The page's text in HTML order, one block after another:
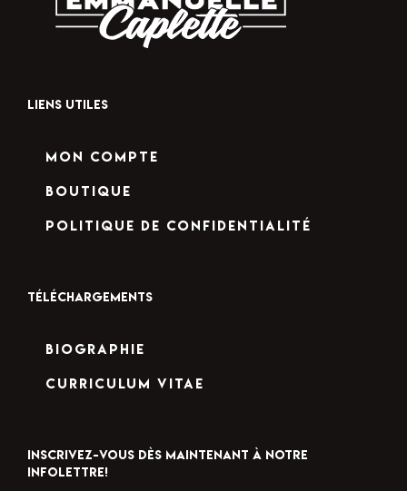
LIENS UTILES
Mon compte
Boutique
Politique de confidentialité
TÉLÉCHARGEMENTS
Biographie
Curriculum Vitae
INSCRIVEZ-VOUS DÈS MAINTENANT À NOTRE
INFOLETTRE!